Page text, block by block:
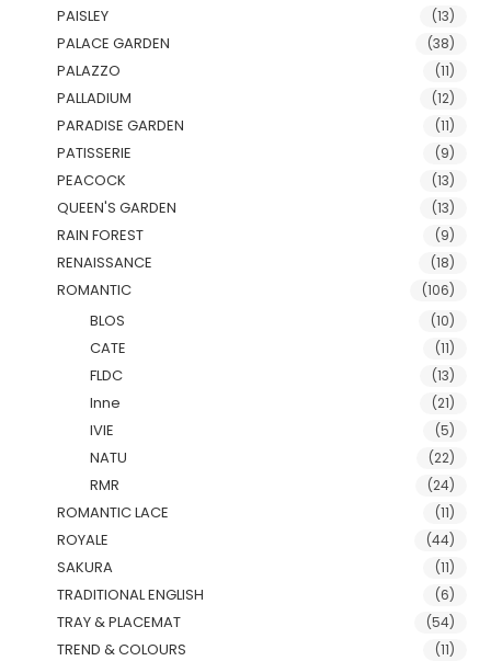
PAISLEY (13)
PALACE GARDEN (38)
PALAZZO (11)
PALLADIUM (12)
PARADISE GARDEN (11)
PATISSERIE (9)
PEACOCK (13)
QUEEN'S GARDEN (13)
RAIN FOREST (9)
RENAISSANCE (18)
ROMANTIC (106)
BLOS (10)
CATE (11)
FLDC (13)
Inne (21)
IVIE (5)
NATU (22)
RMR (24)
ROMANTIC LACE (11)
ROYALE (44)
SAKURA (11)
TRADITIONAL ENGLISH (6)
TRAY & PLACEMAT (54)
TREND & COLOURS (11)